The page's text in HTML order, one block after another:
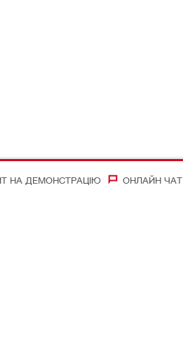
НА ДЕМОНСТРАЦІЮ ОНЛАЙН ЧАТ